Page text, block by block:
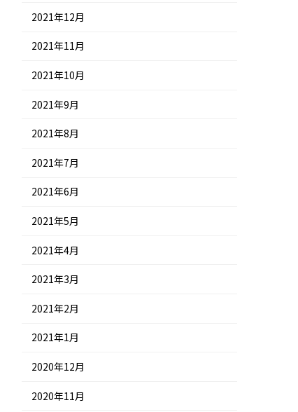
2021年12月
2021年11月
2021年10月
2021年9月
2021年8月
2021年7月
2021年6月
2021年5月
2021年4月
2021年3月
2021年2月
2021年1月
2020年12月
2020年11月